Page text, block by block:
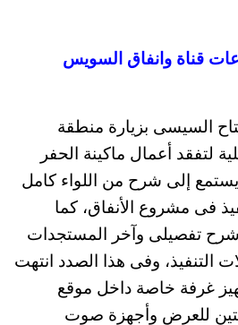
قناة وانفاق السويس
السيسى بزيارة منطقة
لتفقد أعمال ماكينة الحفر
وسوف يستمع إلى شرح من اللواء كامل
فى مشروع الأنفاق، كما
تفصيلى وآخر المستجدات
التنفيذ، وفى هذا الصدد انتهت
غرفة خاصة داخل موقع
للعرض وأجهزة صوت